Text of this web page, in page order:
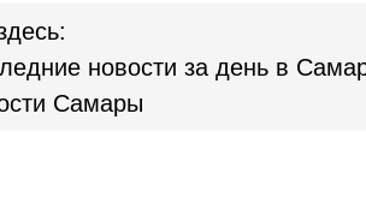
новости за день в
Самары